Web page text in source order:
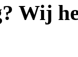
Wij